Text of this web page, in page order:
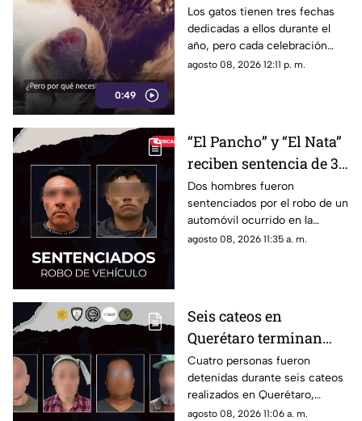
0:49
fechas del año en que
se celebra a los felinos
Los gatos tienen tres fechas
dedicadas a ellos durante el
año, pero cada celebración
surgió por motivos diferentes.
agosto 08, 2026 12:11 p. m.
“El Pancho” y “El Nata”
reciben sentencia de 3
años por robar un
vehículo en la colonia
Fundadores III
Dos hombres fueron
sentenciados por el robo de un
automóvil ocurrido en la
colonia Fundadores III; ambos
agosto 08, 2026 11:35 a. m.
Seis cateos en
Querétaro terminan
con cuatro detenidos y
el aseguramiento de
presuntas dr0gas
Cuatro personas fueron
detenidas durante seis cateos
realizados en Querétaro,
donde también se localizaron
agosto 08, 2026 11:06 a. m.